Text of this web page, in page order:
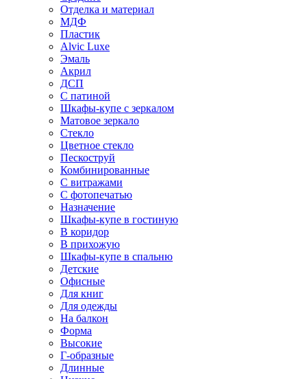
Отделка и материал
МДФ
Пластик
Alvic Luxe
Эмаль
Акрил
ДСП
С патиной
Шкафы-купе с зеркалом
Матовое зеркало
Стекло
Цветное стекло
Пескоструй
Комбинированные
С витражами
С фотопечатью
Назначение
Шкафы-купе в гостиную
В коридор
В прихожую
Шкафы-купе в спальню
Детские
Офисные
Для книг
Для одежды
На балкон
Форма
Высокие
Г-образные
Длинные